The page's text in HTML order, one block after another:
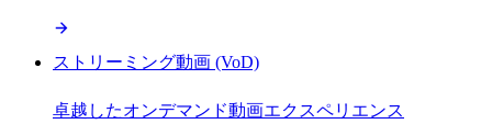
ストリーミング動画 (VoD)
卓越したオンデマンド動画エクスペリエンス